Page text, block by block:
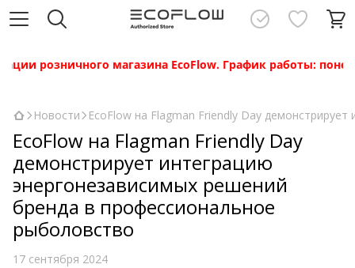
розничного магазина EcoFlow. График работы:
Новости EcoFlow на Flagman Friendly Day
EcoFlow на Flagman Friendly Day
демонстрирует интеграцию
энергонезависимых решений
бренда в профессиональное
рыболовство
17 сентября 2024